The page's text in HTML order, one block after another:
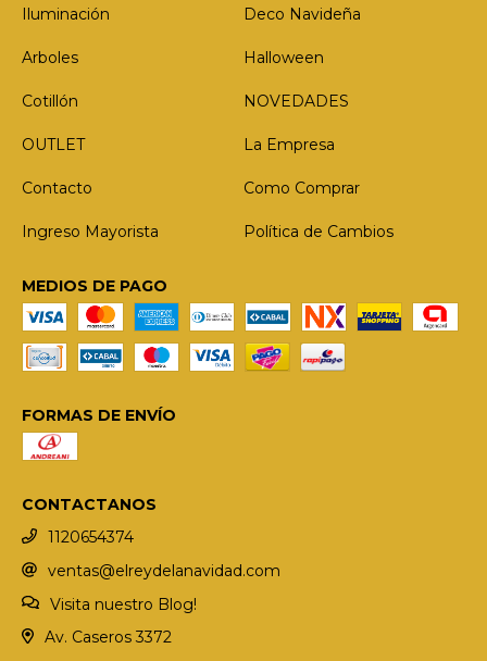
Iluminación
Deco Navideña
Arboles Halloween
Cotillón NOVEDADES
OUTLET La Empresa
Contacto Como Comprar
Ingreso Mayorista Política de Cambios
MEDIOS DE PAGO
FORMAS DE ENVÍO
CONTACTANOS
1120654374
ventas@elreydelanavidad.com
Visita nuestro Blog!
Av. Caseros 3372